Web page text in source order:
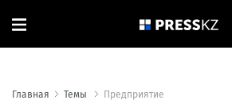
Главная Темы Предприятие